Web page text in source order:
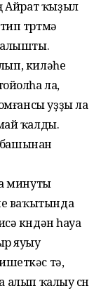
Айрат ҡыҙыл
төртмә
киләһе
ла,
уҙҙы ла
ҡалды.
башынан
минуты
ваҡытында
көндән һауа
яуыу
тә,
алып ҡалыу өсөн